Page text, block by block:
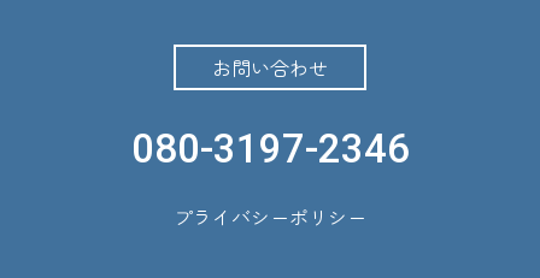
お問い合わせ
080-3197-2346
プライバシーポリシー